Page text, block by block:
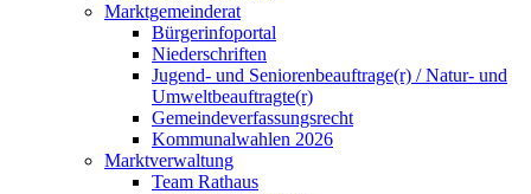
Marktgemeinderat
Bürgerinfoportal
Niederschriften
Jugend- und Seniorenbeauftrage(r) / Natur- und
Umweltbeauftragte(r)
Gemeindeverfassungsrecht
Kommunalwahlen 2026
Marktverwaltung
Team Rathaus